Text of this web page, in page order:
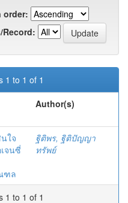
order:
1 to 1 of 1
Author(s)
ใจ
จนซี่
ฑล
ฐิติพร, ฐิติปัญญา
ทรัพย์
1 to 1 of 1